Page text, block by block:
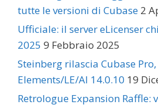
tutte le versioni di Cubase 2
Ufficiale: il server eLicenser
2025 9 Febbraio 2025
Steinberg rilascia Cubase
Elements/LE/AI 14.0.10 19
Retrologue Expansion Raffle: